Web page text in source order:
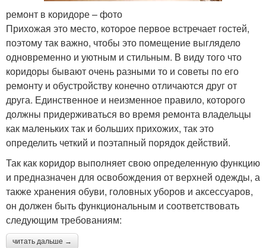
ремонт в коридоре – фото
Прихожая это место, которое первое встречает гостей,
поэтому так важно, чтобы это помещение выглядело
одновременно и уютным и стильным. В виду того что
коридоры бывают очень разными то и советы по его
ремонту и обустройству конечно отличаются друг от
друга. Единственное и неизменное правило, которого
должны придерживаться во время ремонта владельцы
как маленьких так и больших прихожих, так это
определить четкий и поэтапный порядок действий.
Так как коридор выполняет свою определенную функцию
и предназначен для освобождения от верхней одежды, а
также хранения обуви, головных уборов и аксессуаров,
он должен быть функциональным и соответствовать
следующим требованиям:
читать дальше →